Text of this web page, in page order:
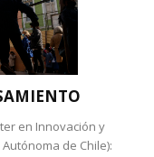
en Innovación y
de Chile):